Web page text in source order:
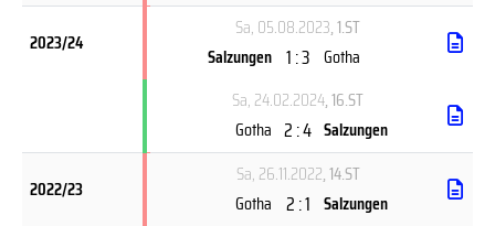
2023/24
Sa, 05.08.2023, 1.ST
Salzungen 1 : 3 Gotha
Sa, 24.02.2024, 16.ST
Gotha 2 : 4 Salzungen
2022/23
Sa, 26.11.2022, 14.ST
Gotha 2 : 1 Salzungen